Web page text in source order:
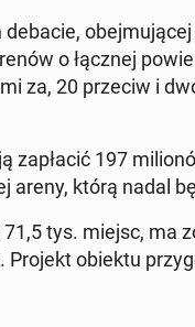
o łącznej
za, 20 przeciw i
za­pła­cić 197
areny, którą nadal
tys. miejsc,
Projekt obiektu